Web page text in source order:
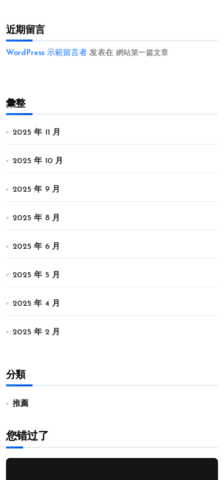
近期留言
WordPress 示範留言者 发表在 網站第一篇文章
彙整
2025 年 11 月
2025 年 10 月
2025 年 9 月
2025 年 8 月
2025 年 6 月
2025 年 5 月
2025 年 4 月
2025 年 2 月
分類
推薦
您错过了